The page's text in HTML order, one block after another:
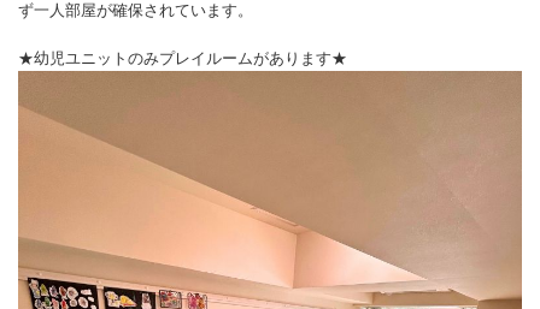
ず一人部屋が確保されています。
★幼児ユニットのみプレイルームがあります★